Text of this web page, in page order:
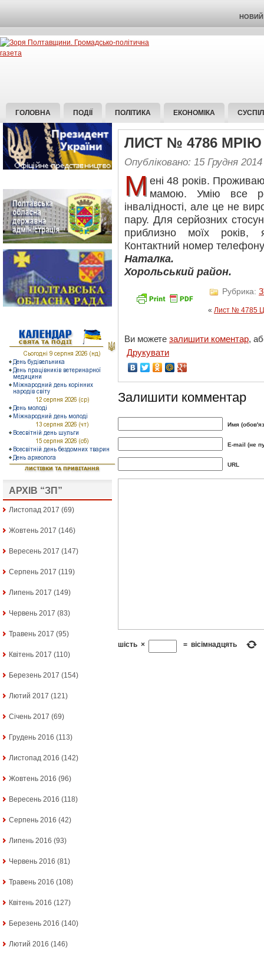
НОВИЙ
ГОЛОВНА ПОДІЇ ПОЛІТИКА ЕКОНОМІКА
АРХІВ “ЗП”
Листопад 2017 (69)
Жовтень 2017 (146)
Вересень 2017 (147)
Серпень 2017 (119)
Липень 2017 (149)
Червень 2017 (83)
Травень 2017 (95)
Квітень 2017 (110)
Березень 2017 (154)
Лютий 2017 (121)
Січень 2017 (69)
Грудень 2016 (113)
Листопад 2016 (142)
Жовтень 2016 (96)
Вересень 2016 (118)
Серпень 2016 (42)
Липень 2016 (93)
Червень 2016 (81)
Травень 2016 (108)
Квітень 2016 (127)
Березень 2016 (140)
Лютий 2016 (146)
ЛИСТ № 4786
Опубліковано: 15 Грудня 2014
М ені 48 років. Проживаю
мамою. Умію все
інвалідності, але це не
пару. Для серйозних
приблизно моїх років,
Контактний номер телефону
Наталка.
Хорольський район.
Рубрика:
« Лист № 4785
Ви можете залишити коментар,
Друкувати
Залишити комментар
Имя
E-mail (не
URL
шість × = вісімнадцять